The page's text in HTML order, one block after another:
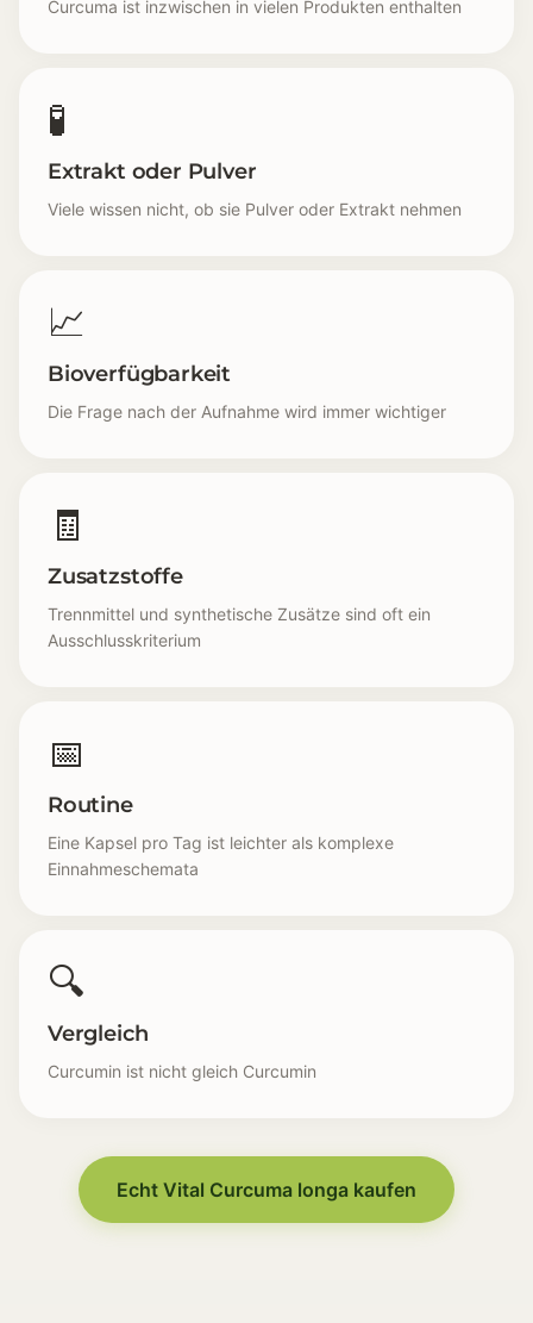
Curcuma ist inzwischen in vielen Produkten enthalten
🧪
Extrakt oder Pulver
Viele wissen nicht, ob sie Pulver oder Extrakt nehmen
📈
Bioverfügbarkeit
Die Frage nach der Aufnahme wird immer wichtiger
🧾
Zusatzstoffe
Trennmittel und synthetische Zusätze sind oft ein
Ausschlusskriterium
📅
Routine
Eine Kapsel pro Tag ist leichter als komplexe
Einnahmeschemata
🔍
Vergleich
Curcumin ist nicht gleich Curcumin
Extrakt oder Pulver [🧪] Viele wissen nicht, ob sie
Bioverfügbarkeit [📈] Die Frage nach der
Zusatzstoffe [🧾] Trennmittel und synthetische
Echt Vital Curcuma longa kaufen